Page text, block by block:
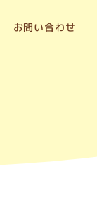
お問い合わせ